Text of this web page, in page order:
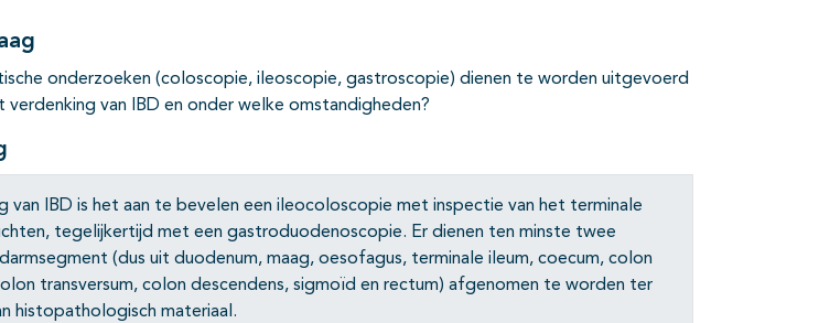
dichtklappen
onderzoeken (coloscopie, ileoscopie, gastroscopie) dienen te worden uitgevoerd
verdenking van IBD en onder welke omstandigheden?
van IBD is het aan te bevelen een ileocoloscopie met inspectie van het terminale
tegelijkertijd met een gastroduodenoscopie. Er dienen ten minste twee
(dus uit duodenum, maag, oesofagus, terminale ileum, coecum, colon
transversum, colon descendens, sigmoïd en rectum) afgenomen te worden ter
histopathologisch materiaal.